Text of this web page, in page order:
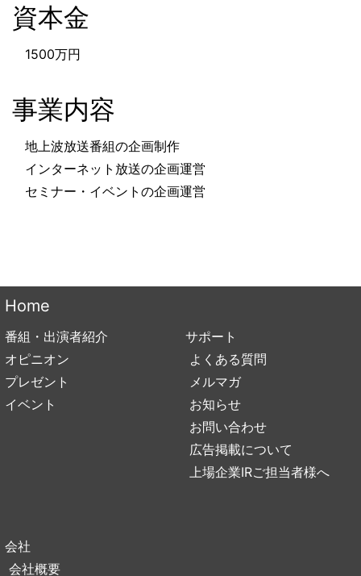
資本金
1500万円
事業内容
地上波放送番組の企画制作
インターネット放送の企画運営
セミナー・イベントの企画運営
Home
番組・出演者紹介
オピニオン
プレゼント
イベント
サポート
よくある質問
メルマガ
お知らせ
お問い合わせ
広告掲載について
上場企業IRご担当者様へ
会社
会社概要